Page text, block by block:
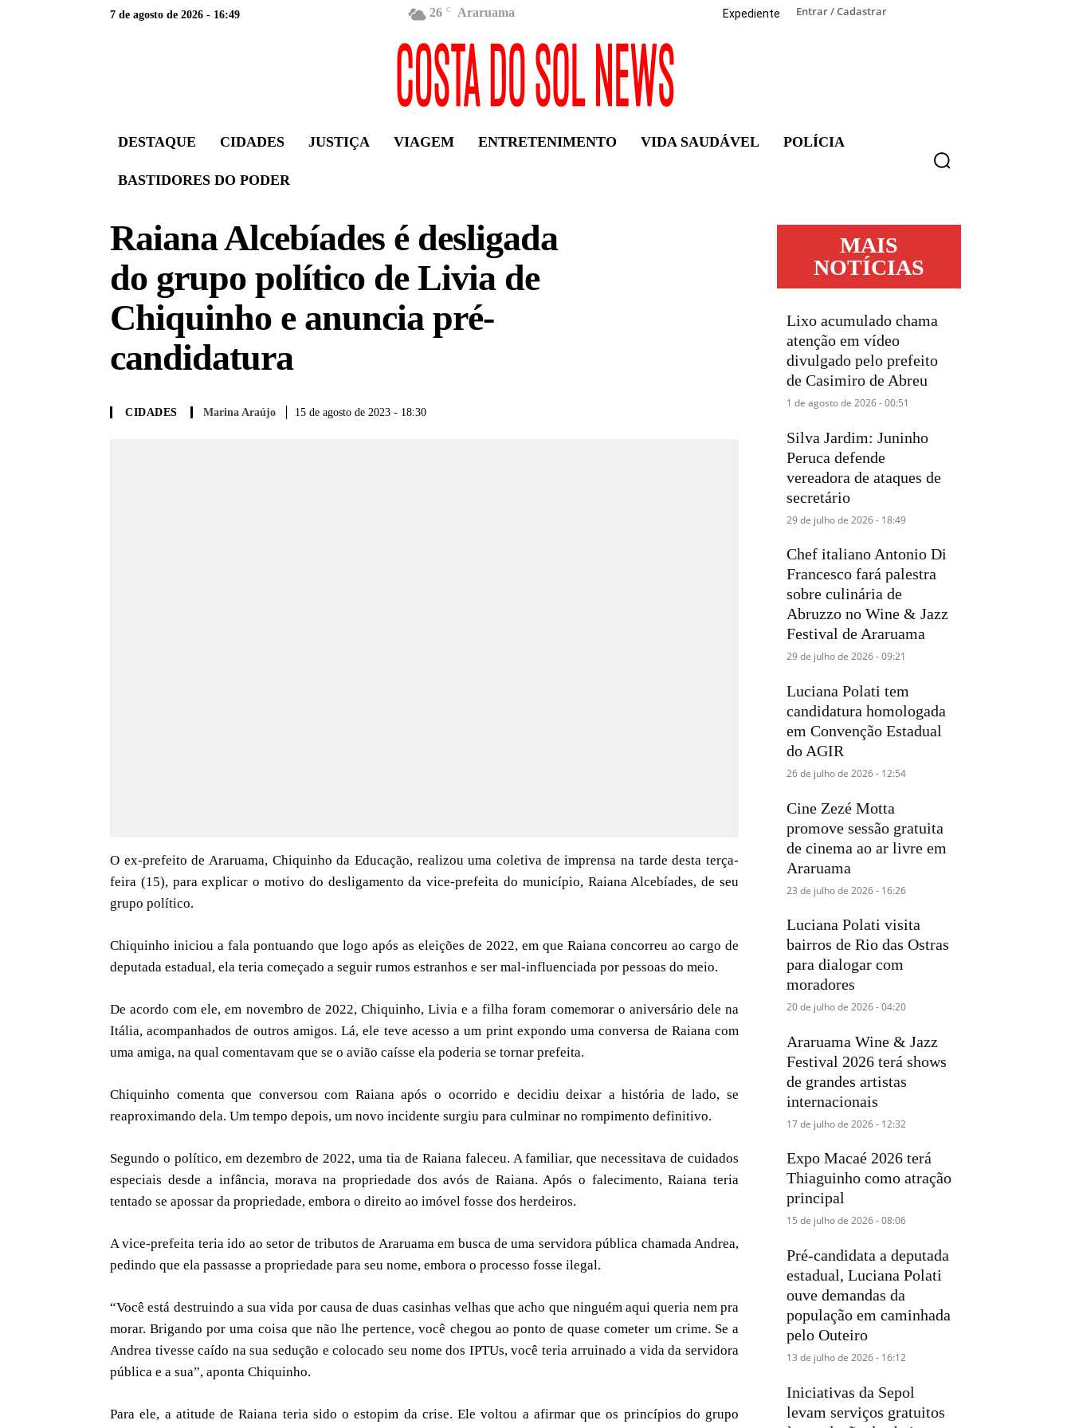
7 de agosto de 2026 - 16:49 26 C Araruama Entrar / Cadastrar
Expediente
DESTAQUE CIDADES JUSTIÇA VIAGEM ENTRETENIMENTO VIDA SAUDÁVEL POLÍCIA
BASTIDORES DO PODER
Raiana Alcebíades é desligada
do grupo político de Livia de
Chiquinho e anuncia pré-
candidatura
CIDADES Marina Araújo 15 de agosto de 2023 - 18:30
O ex-prefeito de Araruama, Chiquinho da Educação, realizou uma coletiva de imprensa na tarde desta terça-
feira (15), para explicar o motivo do desligamento da vice-prefeita do município, Raiana Alcebíades, de seu
grupo político.
Chiquinho iniciou a fala pontuando que logo após as eleições de 2022, em que Raiana concorreu ao cargo de
deputada estadual, ela teria começado a seguir rumos estranhos e ser mal-influenciada por pessoas do meio.
De acordo com ele, em novembro de 2022, Chiquinho, Livia e a filha foram comemorar o aniversário dele na
Itália, acompanhados de outros amigos. Lá, ele teve acesso a um print expondo uma conversa de Raiana com
uma amiga, na qual comentavam que se o avião caísse ela poderia se tornar prefeita.
Chiquinho comenta que conversou com Raiana após o ocorrido e decidiu deixar a história de lado, se
reaproximando dela. Um tempo depois, um novo incidente surgiu para culminar no rompimento definitivo.
Segundo o político, em dezembro de 2022, uma tia de Raiana faleceu. A familiar, que necessitava de cuidados
especiais desde a infância, morava na propriedade dos avós de Raiana. Após o falecimento, Raiana teria
tentado se apossar da propriedade, embora o direito ao imóvel fosse dos herdeiros.
A vice-prefeita teria ido ao setor de tributos de Araruama em busca de uma servidora pública chamada Andrea,
pedindo que ela passasse a propriedade para seu nome, embora o processo fosse ilegal.
“Você está destruindo a sua vida por causa de duas casinhas velhas que acho que ninguém aqui queria nem pra
morar. Brigando por uma coisa que não lhe pertence, você chegou ao ponto de quase cometer um crime. Se a
Andrea tivesse caído na sua sedução e colocado seu nome dos IPTUs, você teria arruinado a vida da servidora
pública e a sua”, aponta Chiquinho.
Para ele, a atitude de Raiana teria sido o estopim da crise. Ele voltou a afirmar que os princípios do grupo
MAIS
NOTÍCIAS
Lixo acumulado chama
atenção em vídeo
divulgado pelo prefeito
de Casimiro de Abreu
1 de agosto de 2026 - 00:51
Silva Jardim: Juninho
Peruca defende
vereadora de ataques de
secretário
29 de julho de 2026 - 18:49
Chef italiano Antonio Di
Francesco fará palestra
sobre culinária de
Abruzzo no Wine & Jazz
Festival de Araruama
29 de julho de 2026 - 09:21
Luciana Polati tem
candidatura homologada
em Convenção Estadual
do AGIR
26 de julho de 2026 - 12:54
Cine Zezé Motta
promove sessão gratuita
de cinema ao ar livre em
Araruama
23 de julho de 2026 - 16:26
Luciana Polati visita
bairros de Rio das Ostras
para dialogar com
moradores
20 de julho de 2026 - 04:20
Araruama Wine & Jazz
Festival 2026 terá shows
de grandes artistas
internacionais
17 de julho de 2026 - 12:32
Expo Macaé 2026 terá
Thiaguinho como atração
principal
15 de julho de 2026 - 08:06
Pré-candidata a deputada
estadual, Luciana Polati
ouve demandas da
população em caminhada
pelo Outeiro
13 de julho de 2026 - 16:12
Iniciativas da Sepol
levam serviços gratuitos